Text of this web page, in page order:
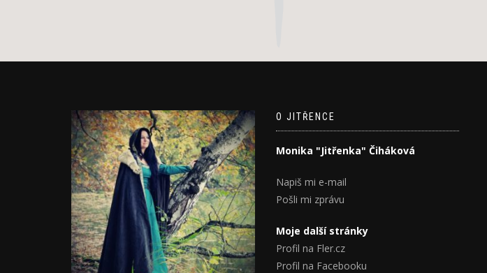
O JITŘENCE
Monika "Jitřenka" Čiháková
Napiš mi e-mail
Pošli mi zprávu
Moje další stránky
Profil na Fler.cz
Profil na Facebooku